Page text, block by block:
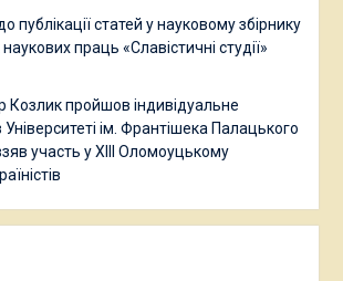
публікації статей у науковому збірнику
праць «Славістичні студії»
Козлик пройшов індивідуальне
ім. Франтішека Палацького
участь у ХІІІ Оломоуцькому